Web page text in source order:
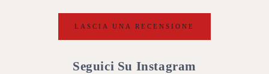
LASCIA UNA RECENSIONE
Seguici Su Instagram